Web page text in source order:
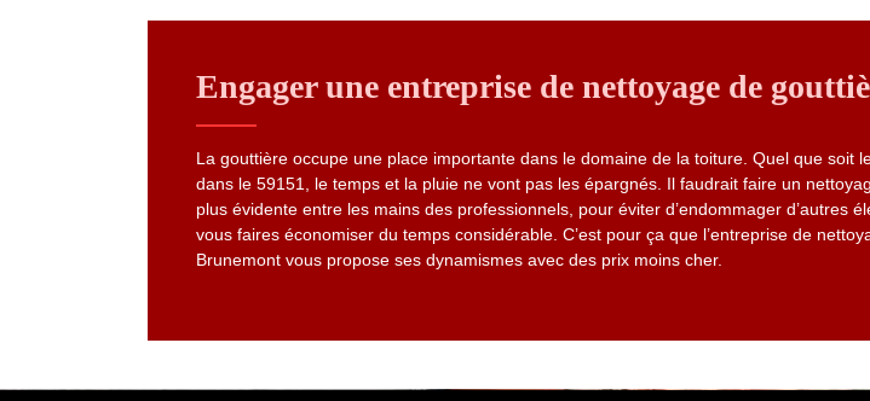
Engager une entreprise de nettoyage de
La gouttière occupe une place importante dans le domaine de la toiture. Quel que soit
dans le 59151, le temps et la pluie ne vont pas les épargnés. Il faudrait faire un
plus évidente entre les mains des professionnels, pour éviter d’endommager d’autres
vous faires économiser du temps considérable. C’est pour ça que l’entreprise de
Brunemont vous propose ses dynamismes avec des prix moins cher.